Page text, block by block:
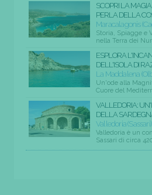
SCOPRI LA
PERLA DELLA
Maracalagonis
Storia, Spiagge e
nella Terra dei
ESPLORA
DELL'ISOLA DI
La Maddalena
Un'ode alla
Cuore del
VALLEDORIA:
DELLA
Valledoria (Sassari)
Valledoria è un
Sassari di circa